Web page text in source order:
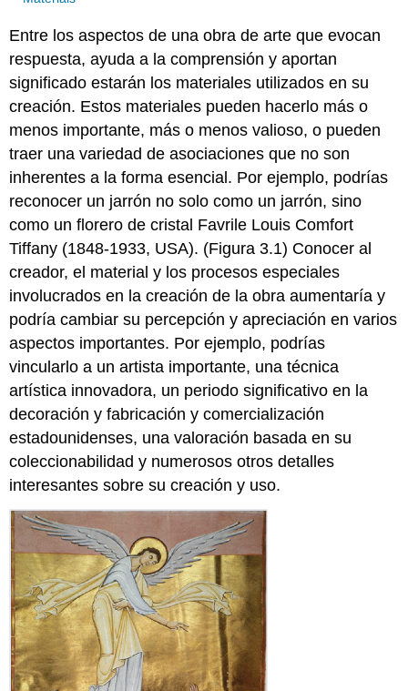
Entre los aspectos de una obra de arte que evocan
respuesta, ayuda a la comprensión y aportan
significado estarán los materiales utilizados en su
creación. Estos materiales pueden hacerlo más o
menos importante, más o menos valioso, o pueden
traer una variedad de asociaciones que no son
inherentes a la forma esencial. Por ejemplo, podrías
reconocer un jarrón no solo como un jarrón, sino
como un florero de cristal Favrile Louis Comfort
Tiffany (1848-1933, USA). (Figura 3.1) Conocer al
creador, el material y los procesos especiales
involucrados en la creación de la obra aumentaría y
podría cambiar su percepción y apreciación en varios
aspectos importantes. Por ejemplo, podrías
vincularlo a un artista importante, una técnica
artística innovadora, un periodo significativo en la
decoración y fabricación y comercialización
estadounidenses, una valoración basada en su
coleccionabilidad y numerosos otros detalles
interesantes sobre su creación y uso.